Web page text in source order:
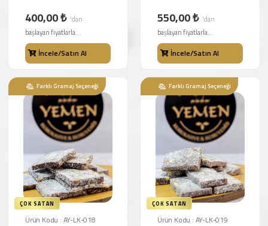
400,00 ₺ 'dan
başlayan fiyatlarla...
İncele/Satın Al
550,00 ₺ 'dan
başlayan fiyatlarla...
İncele/Satın Al
ÇOK SATAN
Farklı Gramaj Seçeneği
Ürün Kodu : AY-LK-018
ÇOK SATAN
Farklı Gramaj Seçeneği
Ürün Kodu : AY-LK-019